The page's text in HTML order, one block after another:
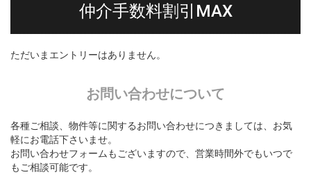
仲介手数料割引MAX
ただいまエントリーはありません。
お問い合わせについて
各種ご相談、物件等に関するお問い合わせにつきましては、お気
軽にお電話下さいませ。
お問い合わせフォームもございますので、営業時間外でもいつで
もご相談可能です。